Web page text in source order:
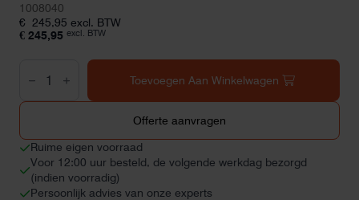
1008040
€ 245,95 excl. BTW
€ 245,95 excl. BTW
windgebied
(7
Toevoegen Aan Winkelwagen
Offerte aanvragen
Ruime eigen voorraad
Voor 12:00 uur besteld, de volgende werkdag bezorgd
(indien voorradig)
Persoonlijk advies van onze experts